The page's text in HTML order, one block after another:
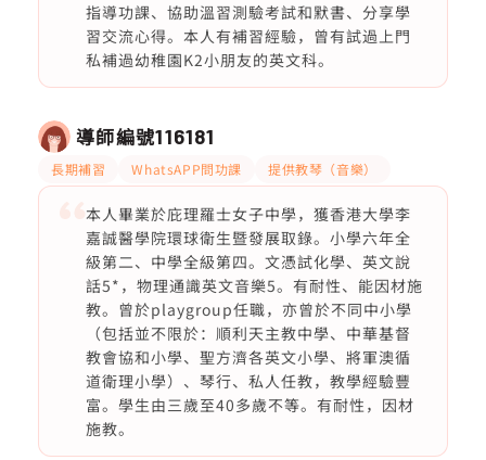
指導功課、協助溫習測驗考試和默書、分享學
習交流心得。本人有補習經驗，曾有試過上門
私補過幼稚園K2小朋友的英文科。
導師編號116181
長期補習 WhatsAPP問功課 提供教琴（音樂）
本人畢業於庇理羅士女子中學，獲香港大學李
嘉誠醫學院環球衛生暨發展取錄。小學六年全
級第二、中學全級第四。文憑試化學、英文說
話5*，物理通識英文音樂5。有耐性、能因材施
教。曾於playgroup任職，亦曾於不同中小學
（包括並不限於：順利天主教中學、中華基督
教會協和小學、聖方濟各英文小學、將軍澳循
道衛理小學）、琴行、私人任教，教學經驗豐
富。學生由三歲至40多歲不等。有耐性，因材
施教。